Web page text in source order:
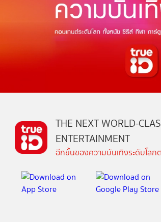
THE NEXT WORLD-
ENTERTAINMENT
อีกขั้นของความบันเทิงระดับโลก